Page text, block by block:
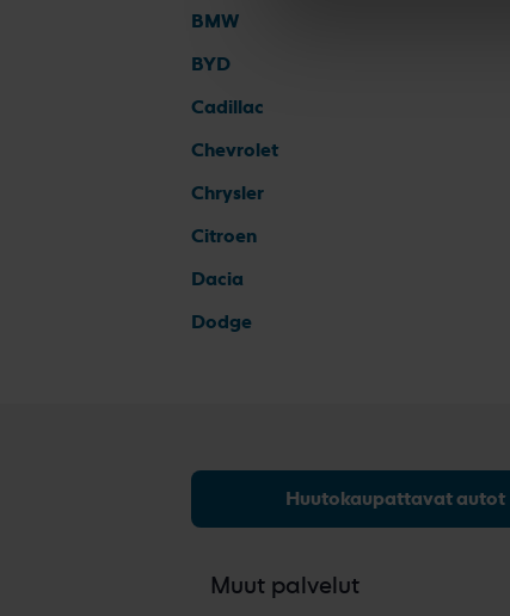
BMW
BYD
Cadillac
Chevrolet
Chrysler
Citroen
Dacia
Dodge
Huutokaupattavat autot
Muut palvelut